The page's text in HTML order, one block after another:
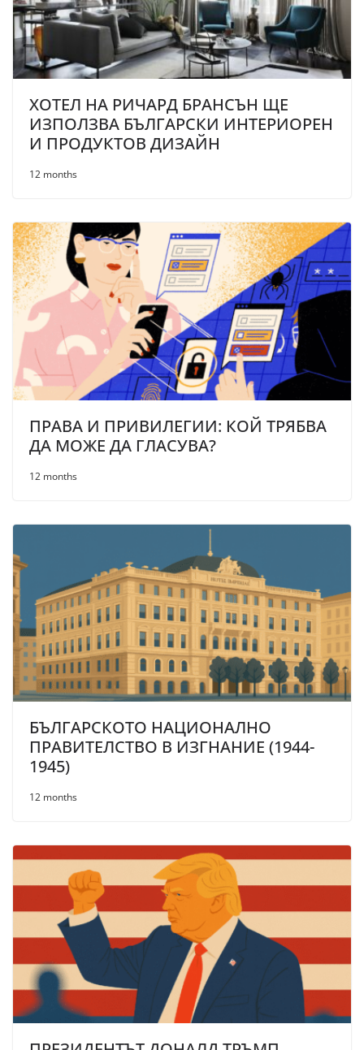
ХОТЕЛ НА РИЧАРД БРАНСЪН ЩЕ
ИЗПОЛЗВА БЪЛГАРСКИ ИНТЕРИОРЕН
И ПРОДУКТОВ ДИЗАЙН
12 months
ПРАВА И ПРИВИЛЕГИИ: КОЙ ТРЯБВА
ДА МОЖЕ ДА ГЛАСУВА?
12 months
БЪЛГАРСКОТО НАЦИОНАЛНО
ПРАВИТЕЛСТВО В ИЗГНАНИЕ (1944-
1945)
12 months